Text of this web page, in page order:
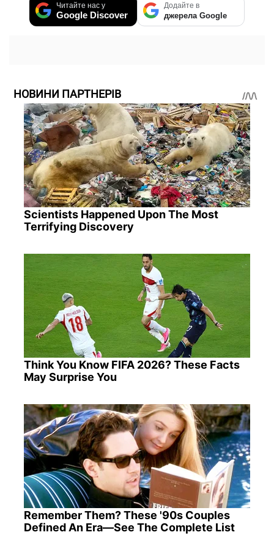
Читайте нас у
Google Discover
Додайте в
джерела Google
НОВИНИ ПАРТНЕРІВ
Scientists Happened Upon The Most
Terrifying Discovery
Think You Know FIFA 2026? These Facts
May Surprise You
Remember Them? These '90s Couples
Defined An Era—See The Complete List